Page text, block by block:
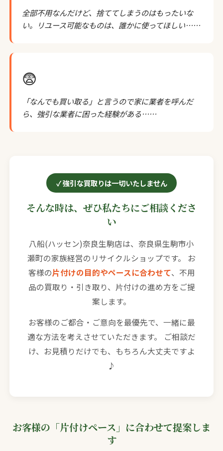
全部不用なんだけど、捨ててしまうのはもったいな
い。リユース可能なものは、誰かに使ってほしい……
😨
「なんでも買い取る」と言うので家に業者を呼んだ
ら、強引な業者に困った経験がある……
強引な買取りは一切いたしません
そんな時は、ぜひ私たちにご相談くださ
い
八船(ハッセン)奈良生駒店は、奈良県生駒市小
瀬町の家族経営のリサイクルショップです。 お
客様の片付けの目的やペースに合わせて、不用
品の買取り・引き取り、片付けの進め方をご提
案します。
お客様のご都合・ご意向を最優先で、一緒に最
適な方法を考えさせていただきます。 ご相談だ
け、お見積りだけでも、もちろん大丈夫ですよ
♪
お客様の「片付けペース」に合わせて提案しま
す